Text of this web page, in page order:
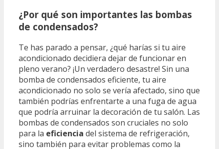
¿Por qué son importantes las bombas
de condensados?
Te has parado a pensar, ¿qué harías si tu aire
acondicionado decidiera dejar de funcionar en
pleno verano? ¡Un verdadero desastre! Sin una
bomba de condensados eficiente, tu aire
acondicionado no solo se vería afectado, sino que
también podrías enfrentarte a una fuga de agua
que podría arruinar la decoración de tu salón. Las
bombas de condensados son cruciales no solo
para la eficiencia del sistema de refrigeración,
sino también para evitar problemas como la